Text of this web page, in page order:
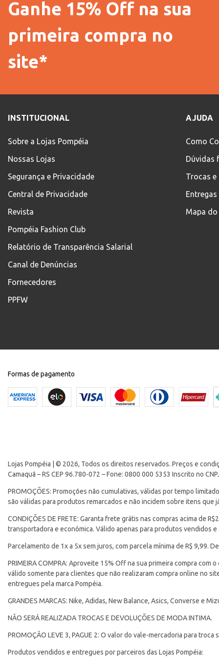
Ganhe 15% Off na sua
primeira compra no
site*
INSTITUCIONAL
Sobre a Lojas Pompéia
Nossas Lojas
Segurança e Privacidade
Central de Privacidade
Revista
Pompéia Fashion Club
Relatório de Transparência Salarial
Canal de Denúncias
Fornecedores
PPFW
AJUDA
Como
Dúvidas
Trocas e
Entregas
Mapa do
Formas de pagamento
Lojas Pompéia | © 2026, Todos os direitos reservados. Preços e
Camaquã – RS CEP 96.780-072 – Fone: 0800 000 5353 Inscrito no
PROMOÇÕES: Promoções não cumulativas, válidas por tempo
são válidas para produtos remarcados e não incidem sobre itens
CONDIÇÕES DE FRETE: Garanta frete grátis nas compras acima de
transportadora e econômica. Válido apenas para produtos vendidos
Parcelamento de 1x a 5x sem juros, com parcela mínima de R$ 9,99.
PRIMEIRA COMPRA: Aproveite 15% Off na sua primeira compra com
válido somente para clientes que não realizaram compra online no
entregues pela marca Pompéia.
GRANDES MARCAS: Nike, Adidas, New Balance, Asics, Converse e
NÃO SERÁ REALIZADA TROCAS E DEVOLUÇÕES DE MODA INTIMA.
PROMOÇÃO LEVE 3, PAGUE 2: O valor do vale-mercadoria para
Produtos vendidos e entregues por parceiros das Lojas Pompéia: